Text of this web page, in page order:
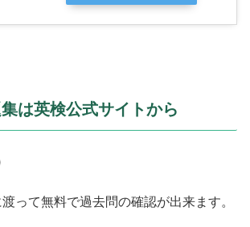
は英検公式サイトから
って無料で過去問の確認が出来ます。